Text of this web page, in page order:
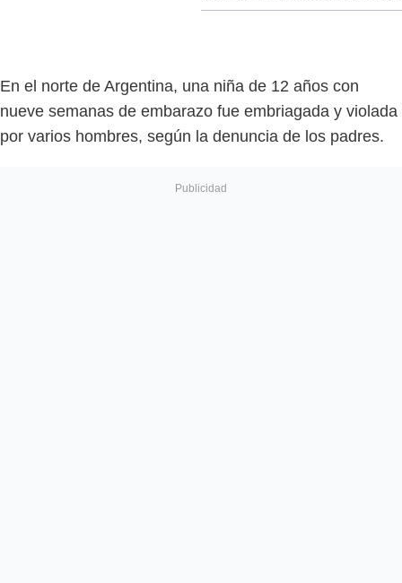
En el norte de Argentina, una niña de 12 años con
nueve semanas de embarazo fue embriagada y violada
por varios hombres, según la denuncia de los padres.